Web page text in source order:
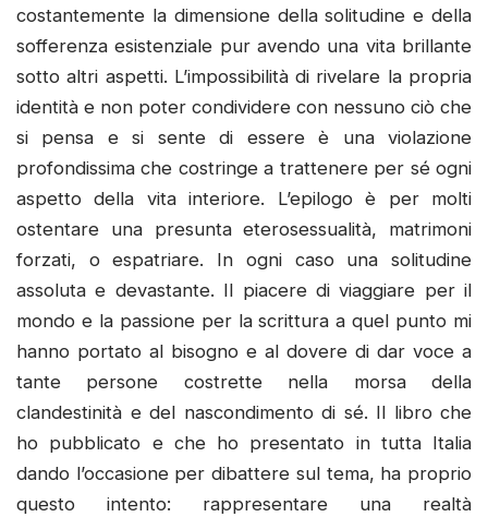
costantemente la dimensione della solitudine e della
sofferenza esistenziale pur avendo una vita brillante
sotto altri aspetti. L’impossibilità di rivelare la propria
identità e non poter condividere con nessuno ciò che
si pensa e si sente di essere è una violazione
profondissima che costringe a trattenere per sé ogni
aspetto della vita interiore. L’epilogo è per molti
ostentare una presunta eterosessualità, matrimoni
forzati, o espatriare. In ogni caso una solitudine
assoluta e devastante. Il piacere di viaggiare per il
mondo e la passione per la scrittura a quel punto mi
hanno portato al bisogno e al dovere di dar voce a
tante persone costrette nella morsa della
clandestinità e del nascondimento di sé. Il libro che
ho pubblicato e che ho presentato in tutta Italia
dando l’occasione per dibattere sul tema, ha proprio
questo intento: rappresentare una realtà